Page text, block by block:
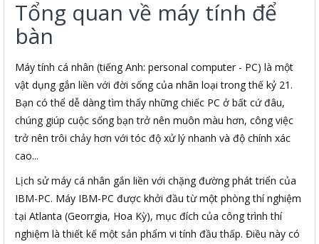
Tổng quan về máy tính để
bàn
Máy tính cá nhân (tiếng Anh: personal computer - PC) là một
vật dụng gắn liền với đời sống của nhân loại trong thế kỷ 21.
Bạn có thể dễ dàng tìm thấy những chiếc PC ở bất cứ đâu,
chúng giúp cuộc sống bạn trở nên muôn màu hơn, công việc
trở nên trôi chảy hơn với tóc độ xử lý nhanh và độ chính xác
cao...
Lịch sử máy cá nhân gắn liền với chặng đường phát triển của
IBM-PC. Máy IBM-PC được khởi đầu từ một phòng thí nghiệm
tại Atlanta (Georrgia, Hoa Kỳ), mục đích của công trình thí
nghiệm là thiết kế một sản phẩm vi tính đầu thấp. Điều này có